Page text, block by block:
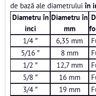
de bază ale diametruluiîn
Diametru în
inci
Diametru în
mm
1/4 ″
6,35 mm
5/16 ″
8 mm
1/2 ″
12,7 mm
5/8 ″
16 mm
3/4 ″
19 mm